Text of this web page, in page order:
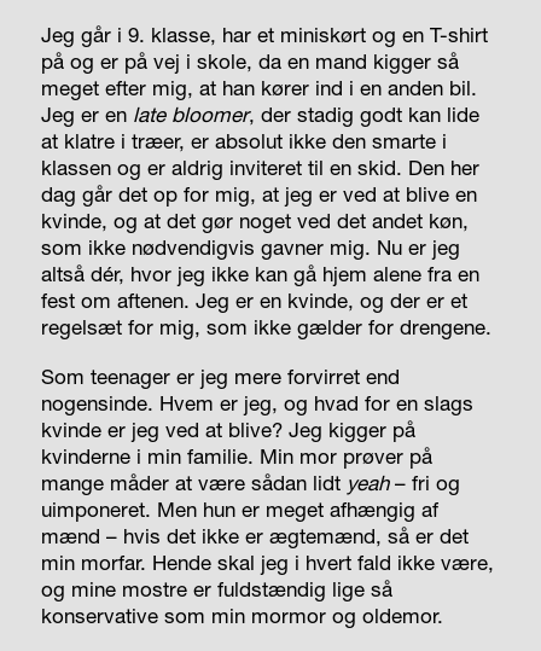
Jeg går i 9. klasse, har et miniskørt og en T-shirt
på og er på vej i skole, da en mand kigger så
meget efter mig, at han kører ind i en anden bil.
Jeg er en late bloomer, der stadig godt kan lide
at klatre i træer, er absolut ikke den smarte i
klassen og er aldrig inviteret til en skid. Den her
dag går det op for mig, at jeg er ved at blive en
kvinde, og at det gør noget ved det andet køn,
som ikke nødvendigvis gavner mig. Nu er jeg
altså dér, hvor jeg ikke kan gå hjem alene fra en
fest om aftenen. Jeg er en kvinde, og der er et
regelsæt for mig, som ikke gælder for drengene.
Som teenager er jeg mere forvirret end
nogensinde. Hvem er jeg, og hvad for en slags
kvinde er jeg ved at blive? Jeg kigger på
kvinderne i min familie. Min mor prøver på
mange måder at være sådan lidt yeah– fri og
uimponeret. Men hun er meget afhængig af
mænd – hvis det ikke er ægtemænd, så er det
min morfar. Hende skal jeg i hvert fald ikke være,
og mine mostre er fuldstændig lige så
konservative som min mormor og oldemor.